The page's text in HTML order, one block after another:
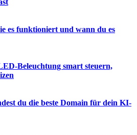
es funktioniert und wann du es
Beleuchtung smart steuern,
du die beste Domain für dein KI-